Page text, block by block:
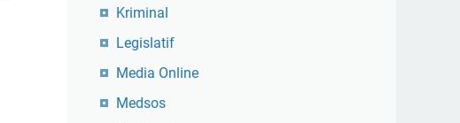
Kriminal
Legislatif
Media Online
Medsos